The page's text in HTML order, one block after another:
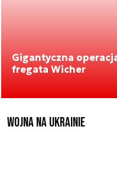
Gigantyczna
fregata Wicher
Wojna na Ukrainie